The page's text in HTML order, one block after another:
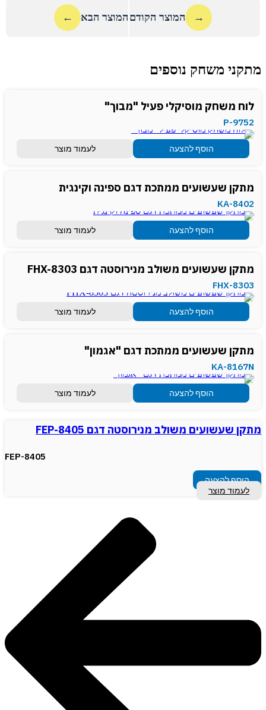
→ המוצר הקודם המוצר הבא ←
מתקני משחק נוספים
לוח משחק מוסיקלי פעיל "מבוך"
P-9752
הוסף להצעה לעמוד מוצר
מתקן שעשועים ממתכת דגם ספינה וקינגית
KA-8402
הוסף להצעה לעמוד מוצר
מתקן שעשועים משולב מנירוסטה דגם FHX-8303
FHX-8303
הוסף להצעה לעמוד מוצר
מתקן שעשועים ממתכת דגם "אגמון"
KA-8167N
הוסף להצעה לעמוד מוצר
מתקן שעשועים משולב מנירוסטה דגם FEP-8405
FEP-8405
הוסף להצעה
לעמוד מוצר